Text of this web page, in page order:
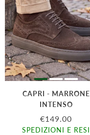
CAPRI - MARRONE
INTENSO
€149.00
SPEDIZIONI E RESI